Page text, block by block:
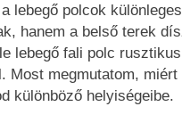
lebegő polcok
hanem a belső terek
lebegő fali polc
Most megmutatom,
különböző helyiségeibe.